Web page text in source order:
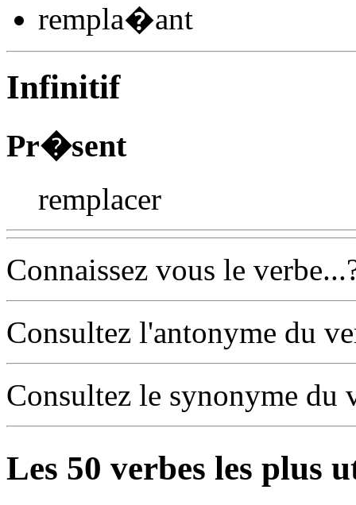
rempla�ant
Infinitif
Pr�sent
remplacer
Connaissez vous le
Consultez l'antonyme du
Consultez le synonyme du
Les 50 verbes les plus